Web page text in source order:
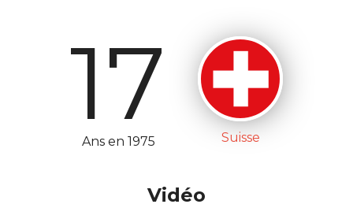
17
Ans en 1975 Suisse
Vidéo